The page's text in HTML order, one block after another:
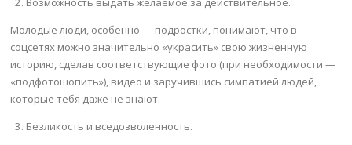
Молодые люди, особенно — подростки, понимают, что в
соцсетях можно значительно «украсить» свою жизненную
историю, сделав соответствующие фото (при необходимости —
«подфотошопить»), видео и заручившись симпатией людей,
которые тебя даже не знают.
Безликость и вседозволенность.